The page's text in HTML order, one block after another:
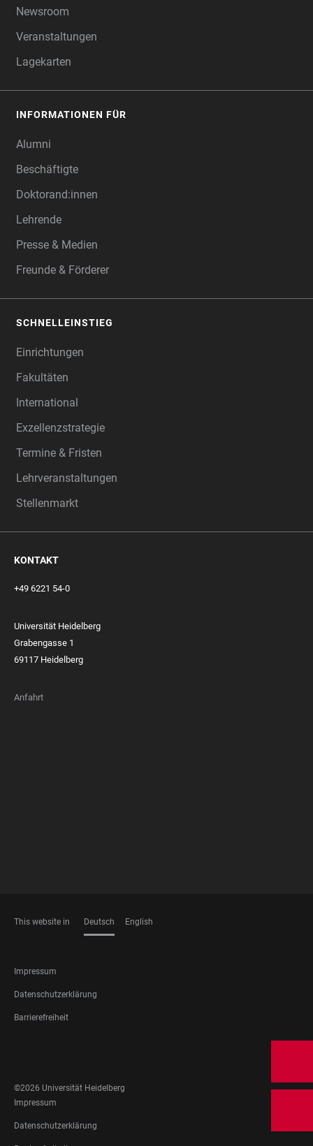
Newsroom
Veranstaltungen
Lagekarten
INFORMATIONEN FÜR
Alumni
Beschäftigte
Doktorand:innen
Lehrende
Presse & Medien
Freunde & Förderer
SCHNELLEINSTIEG
Einrichtungen
Fakultäten
International
Exzellenzstrategie
Termine & Fristen
Lehrveranstaltungen
Stellenmarkt
KONTAKT
+49 6221 54-0
Universität Heidelberg
Grabengasse 1
69117 Heidelberg
Anfahrt
This website in Deutsch English
FOOTER
LEGAL
Impressum
Datenschutzerklärung
Barrierefreiheit
MEDIA
©2026 Universität Heidelberg
FOOTER
LEGAL
Impressum
Datenschutzerklärung